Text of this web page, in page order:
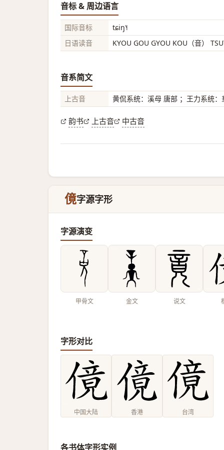
音标 & 周边语言
国际音标
tɕiŋ˥˧
日语读音
KYOU GOU GYOU KOU（音）
音系简文
上古音 黄侃系统：溪母 唐部 ；王力系统：
韵书 上古音 中古音
傹字源字形
字源演变
甲骨文 金文 说文
字形对比
中国大陆 香港 台湾
各书体字形实例